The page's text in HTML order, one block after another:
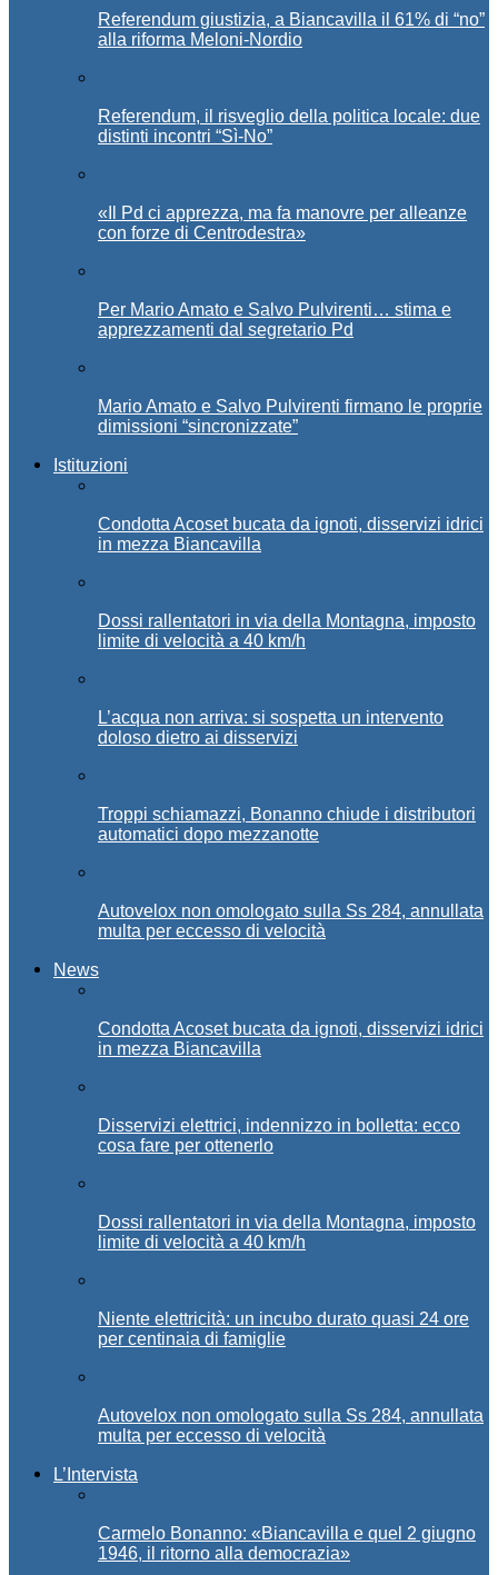
Referendum giustizia, a Biancavilla il 61% di “no”
alla riforma Meloni-Nordio
Referendum, il risveglio della politica locale: due
distinti incontri “Sì-No”
«Il Pd ci apprezza, ma fa manovre per alleanze
con forze di Centrodestra»
Per Mario Amato e Salvo Pulvirenti… stima e
apprezzamenti dal segretario Pd
Mario Amato e Salvo Pulvirenti firmano le proprie
dimissioni “sincronizzate”
Istituzioni
Condotta Acoset bucata da ignoti, disservizi idrici
in mezza Biancavilla
Dossi rallentatori in via della Montagna, imposto
limite di velocità a 40 km/h
L’acqua non arriva: si sospetta un intervento
doloso dietro ai disservizi
Troppi schiamazzi, Bonanno chiude i distributori
automatici dopo mezzanotte
Autovelox non omologato sulla Ss 284, annullata
multa per eccesso di velocità
News
Condotta Acoset bucata da ignoti, disservizi idrici
in mezza Biancavilla
Disservizi elettrici, indennizzo in bolletta: ecco
cosa fare per ottenerlo
Dossi rallentatori in via della Montagna, imposto
limite di velocità a 40 km/h
Niente elettricità: un incubo durato quasi 24 ore
per centinaia di famiglie
Autovelox non omologato sulla Ss 284, annullata
multa per eccesso di velocità
L’Intervista
Carmelo Bonanno: «Biancavilla e quel 2 giugno
1946, il ritorno alla democrazia»